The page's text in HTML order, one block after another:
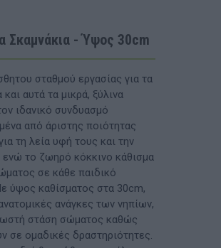
Απόκριες
Πάσχα
Επιλογές
ΈΩΣ 20€
ΚΑΙ ΒΙΒΛΊΑ/ΈΝΤΥΠΑ ΣΧΟΛΙΚΏΝ
& ΣΧΟΛΙΚΏΝ ΜΟΝΆΔΩΝ
Σκαμνάκια - Ύψος 30cm
σταθμού εργασίας για τα
αυτά τα μικρά, ξύλινα
ιδανικό συνδυασμό
από άριστης ποιότητας
τη λεία υφή τους και την
ενώ το ζωηρό κόκκινο κάθισμα
σε κάθε παιδικό
ύψος καθίσματος στα 30cm,
ανάγκες των νηπίων,
στάση σώματος καθώς
σε ομαδικές δραστηριότητες.